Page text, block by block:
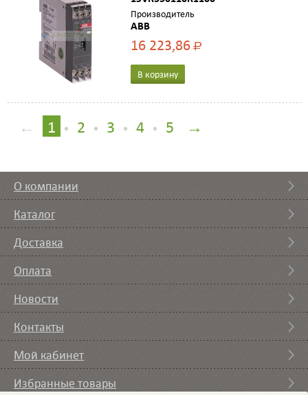
Производитель
ABB
16 223,86Р
В корзину
← 1 • 2 • 3 • 4 • 5 →
О компании
Каталог
Доставка
Оплата
Новости
Контакты
Мой кабинет
Избранные товары